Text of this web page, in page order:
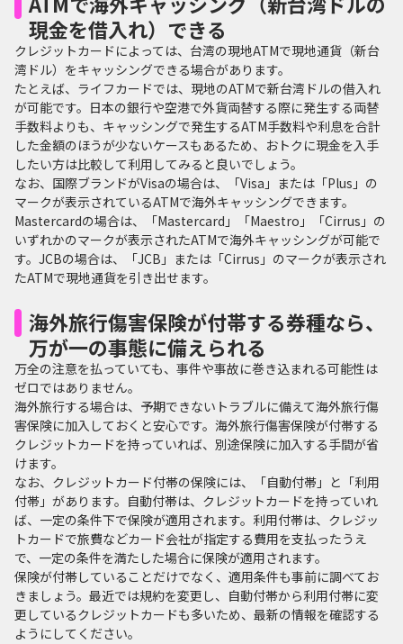
現金を借入れ）できる
クレジットカードによっては、台湾の現地ATMで現地通貨（新台
湾ドル）をキャッシングできる場合があります。
たとえば、ライフカードでは、現地のATMで新台湾ドルの借入れ
が可能です。日本の銀行や空港で外貨両替する際に発生する両替
手数料よりも、キャッシングで発生するATM手数料や利息を合計
した金額のほうが少ないケースもあるため、おトクに現金を入手
したい方は比較して利用してみると良いでしょう。
なお、国際ブランドがVisaの場合は、「Visa」または「Plus」の
マークが表示されているATMで海外キャッシングできます。
Mastercardの場合は、「Mastercard」「Maestro」「Cirrus」の
いずれかのマークが表示されたATMで海外キャッシングが可能で
す。JCBの場合は、「JCB」または「Cirrus」のマークが表示され
たATMで現地通貨を引き出せます。
海外旅行傷害保険が付帯する券種なら、
万が一の事態に備えられる
万全の注意を払っていても、事件や事故に巻き込まれる可能性は
ゼロではありません。
海外旅行する場合は、予期できないトラブルに備えて海外旅行傷
害保険に加入しておくと安心です。海外旅行傷害保険が付帯する
クレジットカードを持っていれば、別途保険に加入する手間が省
けます。
なお、クレジットカード付帯の保険には、「自動付帯」と「利用
付帯」があります。自動付帯は、クレジットカードを持っていれ
ば、一定の条件下で保険が適用されます。利用付帯は、クレジッ
トカードで旅費などカード会社が指定する費用を支払ったうえ
で、一定の条件を満たした場合に保険が適用されます。
保険が付帯していることだけでなく、適用条件も事前に調べてお
きましょう。最近では規約を変更し、自動付帯から利用付帯に変
更しているクレジットカードも多いため、最新の情報を確認する
ようにしてください。